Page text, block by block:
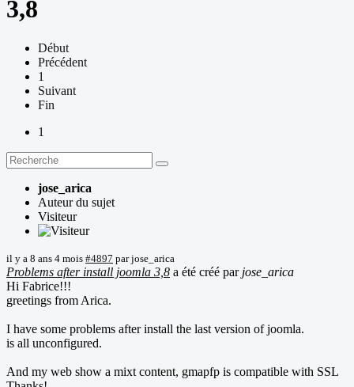
3,8
Début
Précédent
1
Suivant
Fin
1
jose_arica
Auteur du sujet
Visiteur
il y a 8 ans 4 mois #4897 parjose_arica
Problems after install joomla 3,8 a été créé par jose_arica
Hi Fabrice!!!
greetings from Arica.
I have some problems after install the last version of joomla.
is all unconfigured.
And my web show a mixt content, gmapfp is compatible with SSL